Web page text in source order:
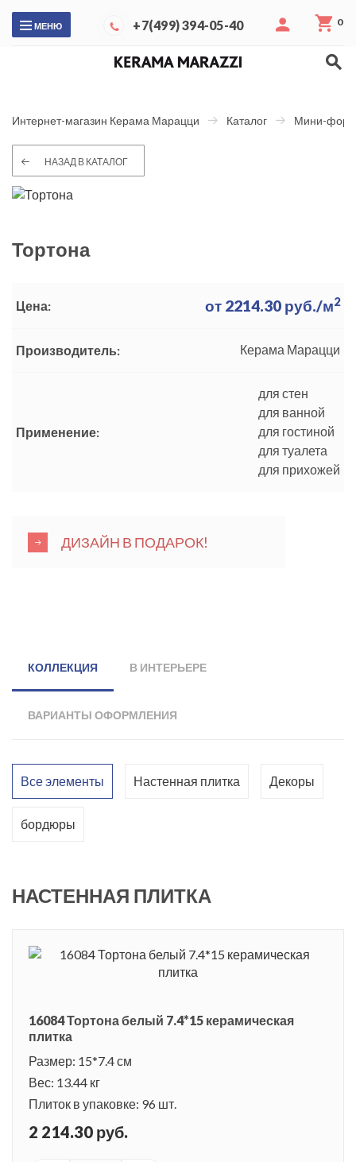
МЕНЮ +7(499) 394-05-40 0
Интернет-магазин Керама Марацци Каталог Мини-
НАЗАД В КАТАЛОГ
Тортона
Цена: от 2214.30 руб./м2
Производитель: Керама Марацци
Применение:
для стен
для ванной
для гостиной
для туалета
для прихожей
ДИЗАЙН В ПОДАРОК!
КОЛЛЕКЦИЯ В ИНТЕРЬЕРЕ
ВАРИАНТЫ ОФОРМЛЕНИЯ
Все элементы Настенная плитка Декоры
бордюры
НАСТЕННАЯ ПЛИТКА
16084 Тортона белый 7.4*15 керамическая
плитка
Размер: 15*7.4 см
Вес: 13.44 кг
Плиток в упаковке: 96 шт.
2 214.30 руб.